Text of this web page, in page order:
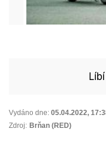
Vydáno dne: 05.04.2022,
Zdroj: Brňan (RED)